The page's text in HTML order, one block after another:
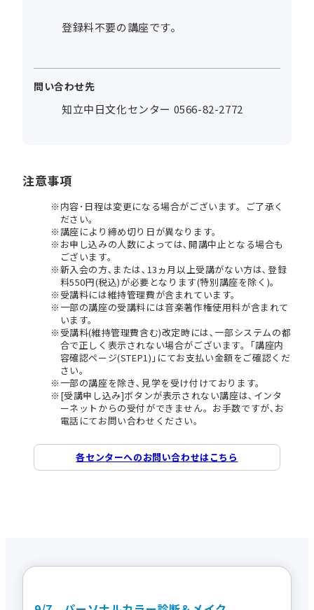
登録料不要の講座です。
問い合わせ先
知立中日文化センター 0566-82-2772
注意事項
内容･日程は変更になる場合がございます。ご了承く
ださい。
講座により締め切り日が異なります。
お申し込みの人数によっては､開講中止となる場合も
ございます。
新入会の方､または､13ヵ月以上受講がない方は､登録
料550円(税込)が必要となります(特別講座を除く)。
受講料には維持管理費が含まれています。
一部の講座の受講料には音楽著作権使用料が含まれて
います。
受講料(維持管理費含む)改定時には､一部システムの都
合で正しく表示されない場合がございます。｢講座内
容確認ページ(STEP1)｣にてお支払い金額をご確認くだ
さい。
一部の講座を除き､見学を受け付けております。
[受講申し込み]ボタンが表示されない講座は､インタ
ーネットからの受付ができません。お手数ですが､お
電話にてお問い合わせください。
各センターへのお問い合わせはこちら